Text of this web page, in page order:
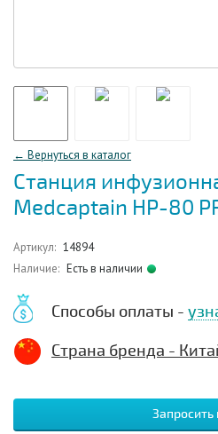
← Вернуться в каталог
Станция
Medcaptain НР-80
Артикул: 14894
Наличие: Есть в наличии
Способы оплаты -
Страна бренда -
Запросить